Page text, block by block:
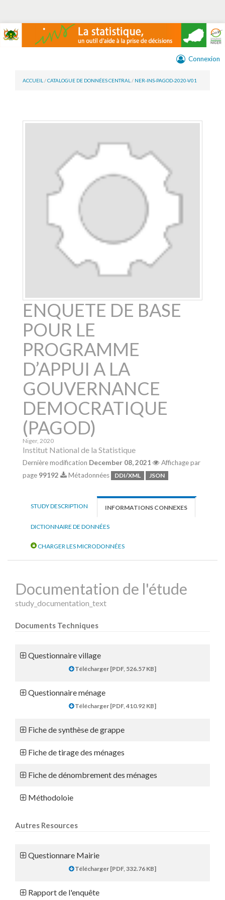
Connexion
ACCUEIL /CATALOGUE DE DONNÉES CENTRAL / NER-INS-PAGOD-2020-V01
ENQUETE DE BASE
POUR LE
PROGRAMME
D’APPUI A LA
GOUVERNANCE
DEMOCRATIQUE
(PAGOD)
Niger, 2020
Institut National de la Statistique
Dernière modification December 08, 2021
Affichage par
page 99192 Métadonnées DDI/XML JSON
STUDY DESCRIPTION INFORMATIONS CONNEXES
DICTIONNAIRE DE DONNÉES
CHARGER LES MICRODONNÉES
Documentation de l'étude
study_documentation_text
Documents Techniques
Questionnaire village
Télécharger [PDF, 526.57 KB]
Questionnaire ménage
Télécharger [PDF, 410.92 KB]
Fiche de synthèse de grappe
Fiche de tirage des ménages
Fiche de dénombrement des ménages
Méthodoloie
Autres Resources
Questionnare Mairie
Télécharger [PDF, 332.76 KB]
Rapport de l'enquête